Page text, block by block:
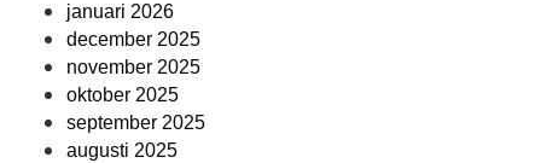
januari 2026
december 2025
november 2025
oktober 2025
september 2025
augusti 2025